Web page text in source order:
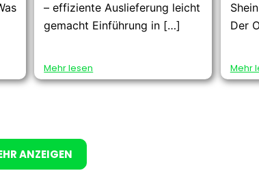
– effiziente Auslieferung leicht
gemacht Einführung in […]
Mehr lesen
Der
Mehr
ANZEIGEN